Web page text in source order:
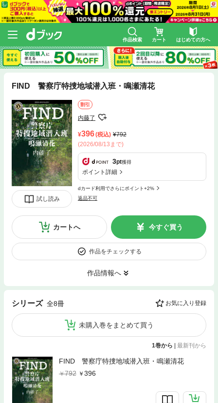
作品検索 カート はじめての方へ
FIND 警察庁特捜地域潜入班・鳴瀬清花
試し読み
割引
内藤了
396(税込)
792
(2026/08/13まで)
3pt獲得
ポイント詳細
dカード利用でさらにポイント+2%
返品不可
カートへ 今すぐ買う
作品をチェックする
作品情報へ
シリーズ 全8冊 お気に入り登録
未購入巻をまとめて買う
1巻から | 最新刊から
FIND 警察庁特捜地域潜入班・鳴瀬清花
792
396